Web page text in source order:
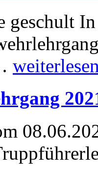
geschult